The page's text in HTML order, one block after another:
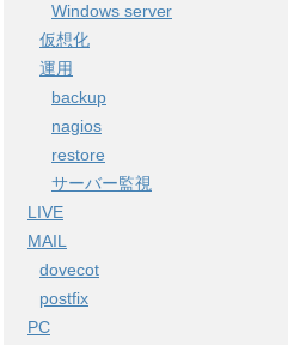
Windows server
仮想化
運用
backup
nagios
restore
サーバー監視
LIVE
MAIL
dovecot
postfix
PC